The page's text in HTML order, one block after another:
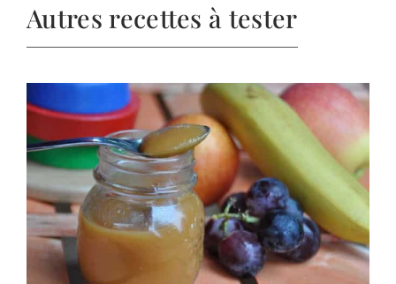
Autres recettes à tester